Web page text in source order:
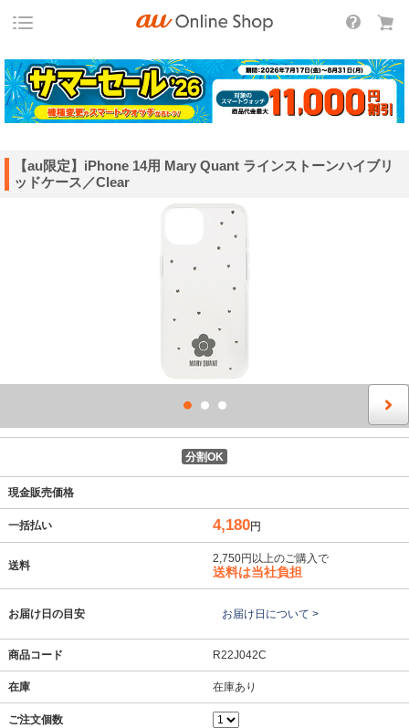
【au限定】iPhone 14用 Mary Quant ラインストーンハイブリ
ッドケース／Clear
分割OK
現金販売価格
一括払い 4,180円
送料
2,750円以上のご購入で
送料は当社負担
お届け日の目安 お届け日について >
商品コード R22J042C
在庫 在庫あり
ご注文個数